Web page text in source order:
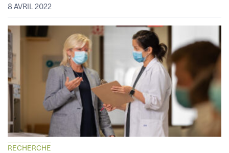
8 AVRIL 2022
RECHERCHE